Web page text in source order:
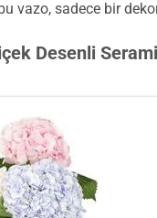
vazo, sadece bir
Desenli